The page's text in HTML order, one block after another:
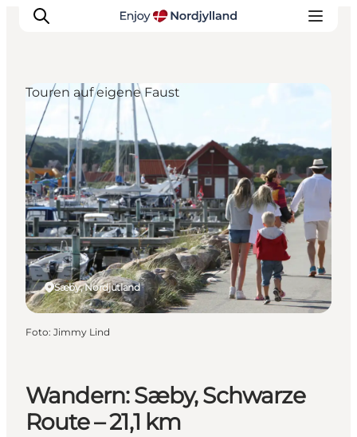
Erlebnisse
Reiseplanung
Destinationen
Guides
Veranstaltungen
Für Kinder
Wandern: Sæby, Schwarze
Route – 21,1 km
Sæby, Nordjütland
Touren auf eigene Faust
Foto: Jimmy Lind